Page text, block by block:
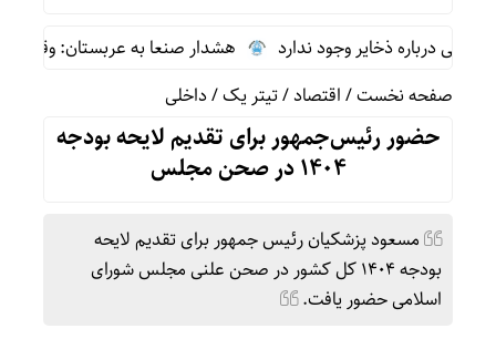
درباره ذخایر وجود ندارد
هشدار صنعا به عربستان: وقت تلف
صفحه نخست/اقتصاد/تیتر یک/داخلی
حضور رئیس‌جمهور برای تقدیم لایحه بودجه
۱۴۰۴ در صحن مجلس
مسعود پزشکیان رئیس جمهور برای تقدیم لایحه
بودجه ۱۴۰۴ کل کشور در صحن علنی مجلس شورای
اسلامی حضور یافت.